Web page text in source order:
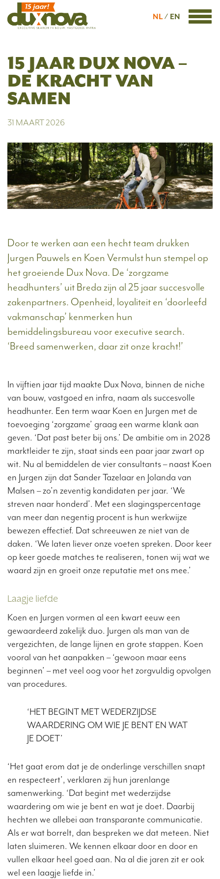
NL EN
15 JAAR DUX NOVA –
DE KRACHT VAN
SAMEN
31 MAART 2026
Door te werken aan een hecht team drukken
Jurgen Pauwels en Koen Vermulst hun stempel op
het groeiende Dux Nova. De ‘zorgzame
headhunters’ uit Breda zijn al 25 jaar succesvolle
zakenpartners. Openheid, loyaliteit en ‘doorleefd
vakmanschap’ kenmerken hun
bemiddelingsbureau voor executive search.
‘Breed samenwerken, daar zit onze kracht!’
In vijftien jaar tijd maakte Dux Nova, binnen de niche
van bouw, vastgoed en infra, naam als succesvolle
headhunter. Een term waar Koen en Jurgen met de
toevoeging ‘zorgzame’ graag een warme klank aan
geven. ‘Dat past beter bij ons.’ De ambitie om in 2028
marktleider te zijn, staat sinds een paar jaar zwart op
wit. Nu al bemiddelen de vier consultants – naast Koen
en Jurgen zijn dat Sander Tazelaar en Jolanda van
Malsen – zo’n zeventig kandidaten per jaar. ‘We
streven naar honderd’. Met een slagingspercentage
van meer dan negentig procent is hun werkwijze
bewezen effectief. Dat schreeuwen ze niet van de
daken. ‘We laten liever onze voeten spreken. Door keer
op keer goede matches te realiseren, tonen wij wat we
waard zijn en groeit onze reputatie met ons mee.’
Laagje liefde
Koen en Jurgen vormen al een kwart eeuw een
gewaardeerd zakelijk duo. Jurgen als man van de
vergezichten, de lange lijnen en grote stappen. Koen
vooral van het aanpakken – ‘gewoon maar eens
beginnen’ – met veel oog voor het zorgvuldig opvolgen
van procedures.
‘HET BEGINT MET WEDERZIJDSE
WAARDERING OM WIE JE BENT EN WAT
JE DOET’
‘Het gaat erom dat je de onderlinge verschillen snapt
en respecteert’, verklaren zij hun jarenlange
samenwerking. ‘Dat begint met wederzijdse
waardering om wie je bent en wat je doet. Daarbij
hechten we allebei aan transparante communicatie.
Als er wat borrelt, dan bespreken we dat meteen. Niet
laten sluimeren. We kennen elkaar door en door en
vullen elkaar heel goed aan. Na al die jaren zit er ook
wel een laagje liefde in.’